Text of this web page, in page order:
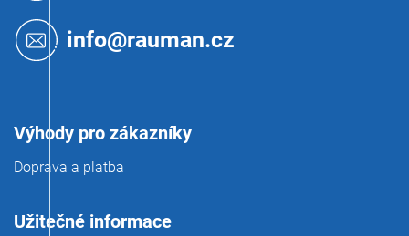
info@rauman.cz
Výhody pro zákazníky
Doprava a platba
Užitečné informace